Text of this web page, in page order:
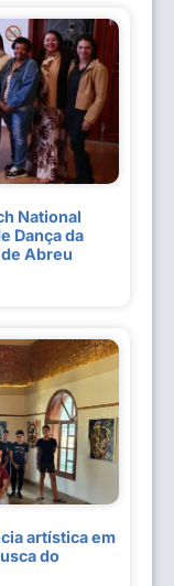
National
Dança da
Abreu
artística em
do